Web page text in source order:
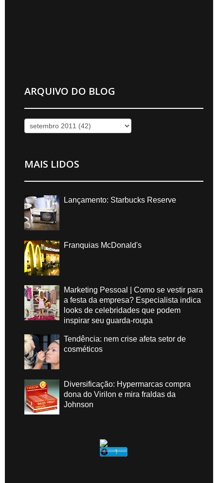
ARQUIVO DO BLOG
MAIS LIDOS
Lançamento: Starbucks Reserve
Franquias McDonald's
Marketing Pessoal | Como se vestir para
a festa da empresa? Especialista indica
looks de celebridades que podem
inspirar seu guarda-roupa
Tendência: nem crise afeta setor de
cosméticos
Diversificação: Hypermarcas compra
dona do Virilon e mira fraldas da
Johnson